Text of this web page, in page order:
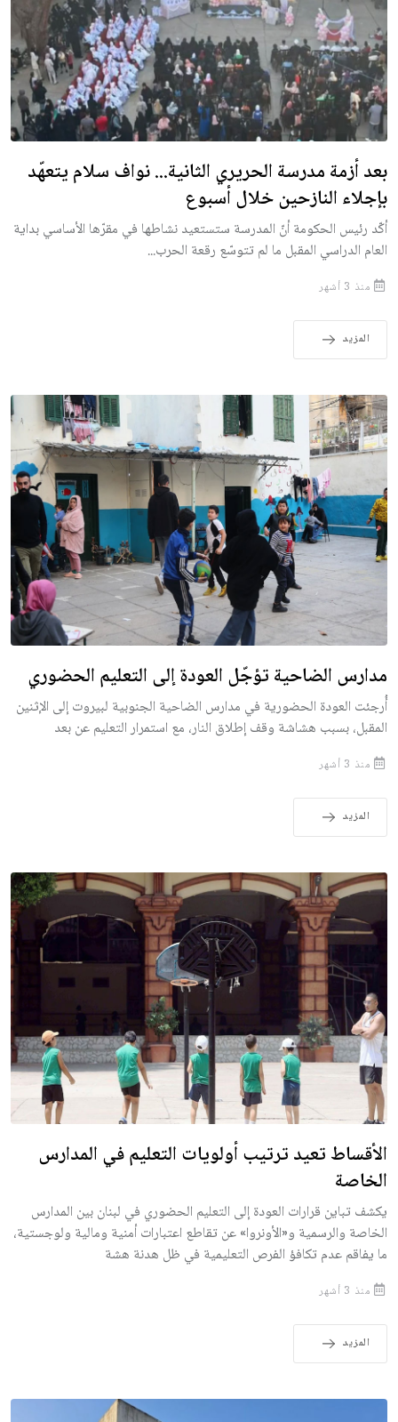
بعد أزمة مدرسة الحريري الثانية... نواف سلام يتعهّد
بإجلاء النازحين خلال أسبوع
أكّد رئيس الحكومة أنّ المدرسة ستستعيد نشاطها في مقرّها الأساسي بداية
العام الدراسي المقبل ما لم تتوسّع رقعة الحرب...
منذ 3 أشهر
المزيد
مدارس الضاحية تؤجّل العودة إلى التعليم الحضوري
أُرجئت العودة الحضورية في مدارس الضاحية الجنوبية لبيروت إلى الإثنين
المقبل، بسبب هشاشة وقف إطلاق النار، مع استمرار التعليم عن بعد
منذ 3 أشهر
المزيد
الأقساط تعيد ترتيب أولويات التعليم في المدارس
الخاصة
يكشف تباين قرارات العودة إلى التعليم الحضوري في لبنان بين المدارس
الخاصة والرسمية و«الأونروا» عن تقاطع اعتبارات أمنية ومالية ولوجستية،
ما يفاقم عدم تكافؤ الفرص التعليمية في ظل هدنة هشة
منذ 3 أشهر
المزيد